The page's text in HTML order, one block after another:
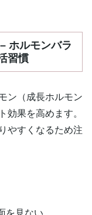
ホルモンバラ
習慣
ン（成長ホルモン
効果を高めます。
やすくなるため注